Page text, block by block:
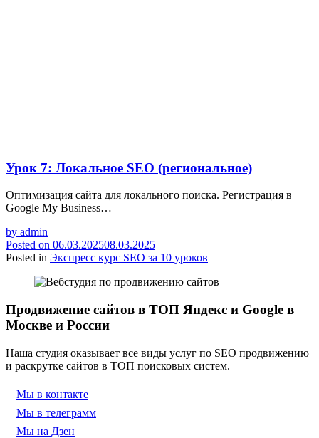
Урок 7: Локальное SEO (региональное)
Оптимизация сайта для локального поиска. Регистрация в
Google My Business…
by admin
Posted on 06.03.202508.03.2025
Posted in Экспресс курс SEO за 10 уроков
Продвижение сайтов в ТОП Яндекс и Google в
Москве и России
Наша студия оказывает все виды услуг по SEO продвижению
и раскрутке сайтов в ТОП поисковых систем.
Мы в контакте
Мы в телеграмм
Мы на Дзен